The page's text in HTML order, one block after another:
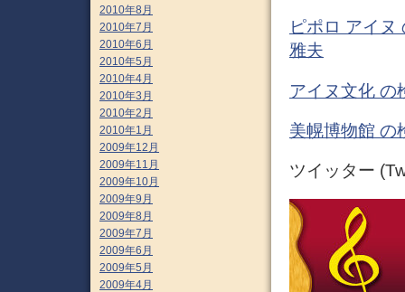
ピポロ アイヌ
雅夫
アイヌ文化 の
美幌博物館 の
ツイッター
2010年8月
2010年7月
2010年6月
2010年5月
2010年4月
2010年3月
2010年2月
2010年1月
2009年12月
2009年11月
2009年10月
2009年9月
2009年8月
2009年7月
2009年6月
2009年5月
2009年4月